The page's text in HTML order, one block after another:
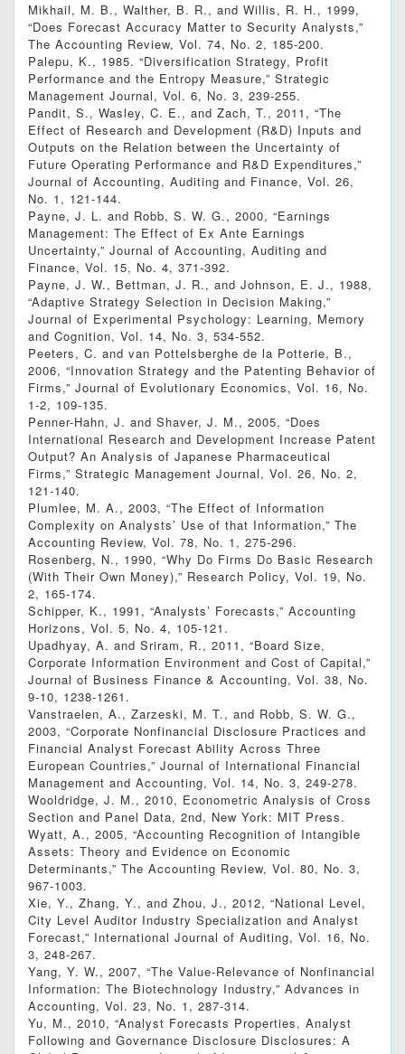
Mikhail, M. B., Walther, B. R., and Willis, R. H., 1999,
“Does Forecast Accuracy Matter to Security Analysts,”
The Accounting Review, Vol. 74, No. 2, 185‐200.
Palepu, K., 1985. “Diversification Strategy, Profit
Performance and the Entropy Measure,” Strategic
Management Journal, Vol. 6, No. 3, 239-255.
Pandit, S., Wasley, C. E., and Zach, T., 2011, “The
Effect of Research and Development (R&D) Inputs and
Outputs on the Relation between the Uncertainty of
Future Operating Performance and R&D Expenditures,”
Journal of Accounting, Auditing and Finance, Vol. 26,
No. 1, 121-144.
Payne, J. L. and Robb, S. W. G., 2000, “Earnings
Management: The Effect of Ex Ante Earnings
Uncertainty,” Journal of Accounting, Auditing and
Finance, Vol. 15, No. 4, 371-392.
Payne, J. W., Bettman, J. R., and Johnson, E. J., 1988,
“Adaptive Strategy Selection in Decision Making,”
Journal of Experimental Psychology: Learning, Memory
and Cognition, Vol. 14, No. 3, 534-552.
Peeters, C. and van Pottelsberghe de la Potterie, B.,
2006, “Innovation Strategy and the Patenting Behavior of
Firms,” Journal of Evolutionary Economics, Vol. 16, No.
1-2, 109-135.
Penner-Hahn, J. and Shaver, J. M., 2005, “Does
International Research and Development Increase Patent
Output? An Analysis of Japanese Pharmaceutical
Firms,” Strategic Management Journal, Vol. 26, No. 2,
121-140.
Plumlee, M. A., 2003, “The Effect of Information
Complexity on Analysts’ Use of that Information,” The
Accounting Review, Vol. 78, No. 1, 275‐296.
Rosenberg, N., 1990, “Why Do Firms Do Basic Research
(With Their Own Money),” Research Policy, Vol. 19, No.
2, 165-174.
Schipper, K., 1991, “Analysts’ Forecasts,” Accounting
Horizons, Vol. 5, No. 4, 105-121.
Upadhyay, A. and Sriram, R., 2011, “Board Size,
Corporate Information Environment and Cost of Capital,”
Journal of Business Finance & Accounting, Vol. 38, No.
9-10, 1238-1261.
Vanstraelen, A., Zarzeski, M. T., and Robb, S. W. G.,
2003, “Corporate Nonfinancial Disclosure Practices and
Financial Analyst Forecast Ability Across Three
European Countries,” Journal of International Financial
Management and Accounting, Vol. 14, No. 3, 249-278.
Wooldridge, J. M., 2010, Econometric Analysis of Cross
Section and Panel Data, 2nd, New York: MIT Press.
Wyatt, A., 2005, “Accounting Recognition of Intangible
Assets: Theory and Evidence on Economic
Determinants,” The Accounting Review, Vol. 80, No. 3,
967-1003.
Xie, Y., Zhang, Y., and Zhou, J., 2012, “National Level,
City Level Auditor Industry Specialization and Analyst
Forecast,” International Journal of Auditing, Vol. 16, No.
3, 248-267.
Yang, Y. W., 2007, “The Value-Relevance of Nonfinancial
Information: The Biotechnology Industry,” Advances in
Accounting, Vol. 23, No. 1, 287-314.
Yu, M., 2010, “Analyst Forecasts Properties, Analyst
Following and Governance Disclosure Disclosures: A